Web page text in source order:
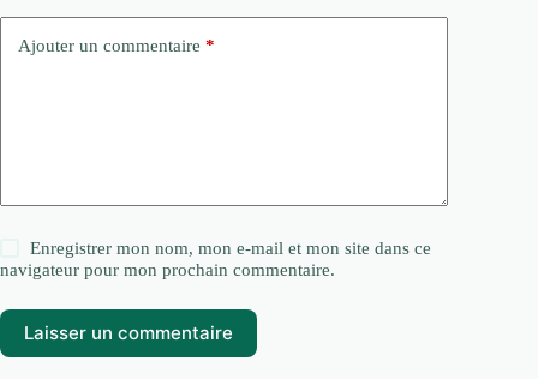
Ajouter un commentaire *
Enregistrer mon nom, mon e-mail et mon site dans ce
navigateur pour mon prochain commentaire.
Laisser un commentaire